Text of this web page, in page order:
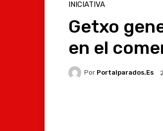
INICIATIVA
Getxo
en el
Por Portalparados.es